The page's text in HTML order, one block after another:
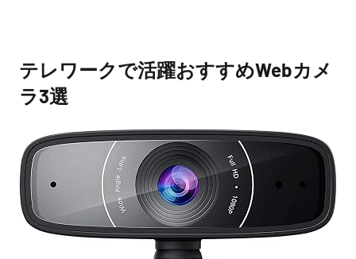
テレワークで活躍おすすめWebカメ
ラ3選